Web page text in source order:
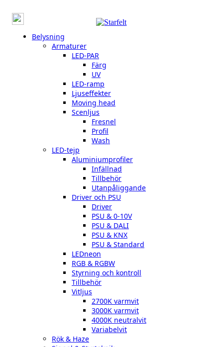
Belysning
Armaturer
LED-PAR
Färg
UV
LED-ramp
Ljuseffekter
Moving head
Scenljus
Fresnel
Profil
Wash
LED-tejp
Aluminiumprofiler
Infällnad
Tillbehör
Utanpåliggande
Driver och PSU
Driver
PSU & 0-10V
PSU & DALI
PSU & KNX
PSU & Standard
LEDneon
RGB & RGBW
Styrning och kontroll
Tillbehör
Vitljus
2700K varmvit
3000K varmvit
4000K neutralvit
Variabelvit
Rök & Haze